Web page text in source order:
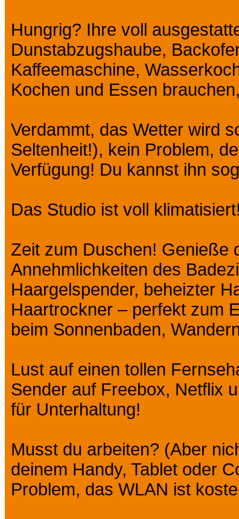
Hungrig? Ihre voll
Dunstabzugshaube,
Kaffeemaschine,
Kochen und Essen
Verdammt, das Wetter wird
Seltenheit!), kein Problem,
Verfügung! Du kannst ihn
Das Studio ist voll klimatisiert!
Zeit zum Duschen! Genieße
Annehmlichkeiten des
Haargelspender, beheizter
Haartrockner – perfekt zum
beim Sonnenbaden,
Lust auf einen tollen
Sender auf Freebox, Netflix
für Unterhaltung!
Musst du arbeiten? (Aber
deinem Handy, Tablet oder
Problem, das WLAN ist